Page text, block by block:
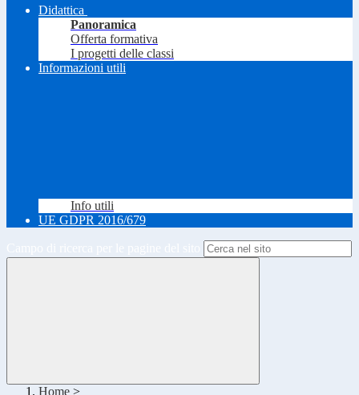
Didattica
Panoramica
Offerta formativa
I progetti delle classi
Informazioni utili
Info utili
UE GDPR 2016/679
Home >